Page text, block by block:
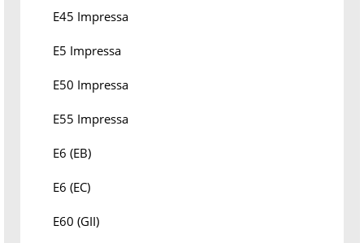
E45 Impressa
E5 Impressa
E50 Impressa
E55 Impressa
E6 (EB)
E6 (EC)
E60 (GII)